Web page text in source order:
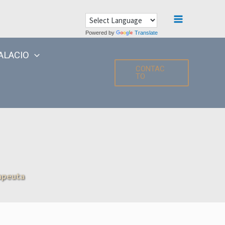
Powered by Translate
CONTAC
TO